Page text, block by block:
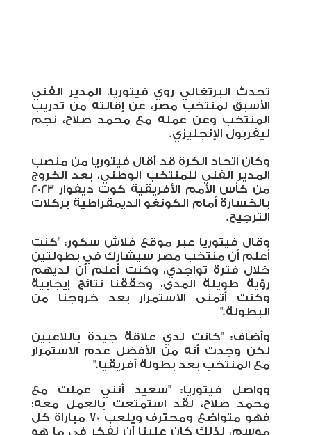
تحدث البرتغالي روي فيتوريا، المدير الفني
الأسبق لمنتخب مصر، عن إقالته من تدريب
المنتخب وعن عمله مع محمد صلاح، نجم
ليفربول الإنجليزي.
وكان اتحاد الكرة قد أقال فيتوريا من منصب
المدير الفني للمنتخب الوطني، بعد الخروج
من كأس الأمم الأفريقية كوت ديفوار 2023
بالخسارة أمام الكونغو الديمقراطية بركلات
الترجيح.
وقال فيتوريا عبر موقع فلاش سكور: "كنت
أعلم أن منتخب مصر سيشارك في بطولتين
خلال فترة تواجدي، وكنت أعلم أن لديهم
رؤية طويلة المدى، وحققنا نتائج إيجابية
وكنت أتمنى الاستمرار بعد خروجنا من
البطولة."
وأضاف: "كانت لدي علاقة جيدة باللاعبين
لكن وجدت أنه من الأفضل عدم الاستمرار
مع المنتخب بعد بطولة أفريقيا."
وواصل فيتوريا: "سعيد أنني عملت مع
محمد صلاح، لقد استمتعت بالعمل معه؛
فهو متواضع ومحترف ويلعب 70 مباراة كل
موسم، لذلك كان علينا أن نفكر في ما هو